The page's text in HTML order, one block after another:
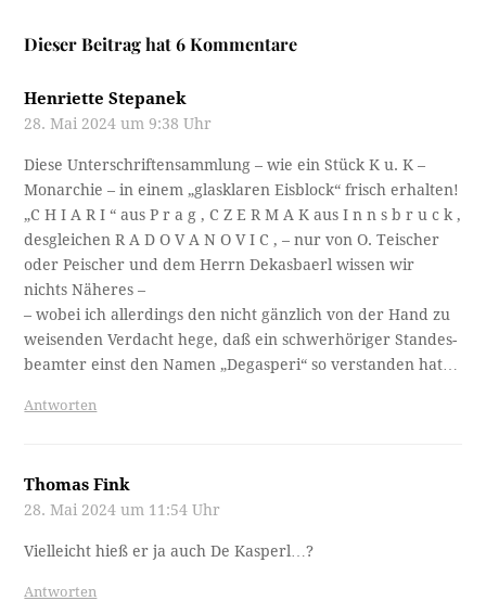
Dieser Beitrag hat 6 Kommentare
Henriette Stepanek
28. Mai 2024 um 9:38 Uhr
Diese Unterschriftensammlung – wie ein Stück K u. K –
Monarchie – in einem „glasklaren Eisblock“ frisch erhalten!
„C H I A R I “ aus P r a g , C Z E R M A K aus I n n s b r u c k ,
desgleichen R A D O V A N O V I C , – nur von O. Teischer
oder Peischer und dem Herrn Dekasbaerl wissen wir
nichts Näheres –
– wobei ich allerdings den nicht gänzlich von der Hand zu
weisenden Verdacht hege, daß ein schwerhöriger Standes-
beamter einst den Namen „Degasperi“ so verstanden hat…
Antworten
Thomas Fink
28. Mai 2024 um 11:54 Uhr
Vielleicht hieß er ja auch De Kasperl…?
Antworten